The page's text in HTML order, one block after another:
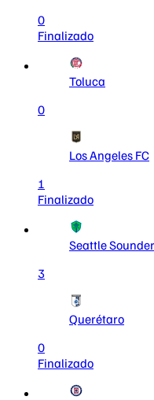
0
Finalizado
Toluca
0
Los Angeles FC
1
Finalizado
Seattle
3
Querétaro
0
Finalizado